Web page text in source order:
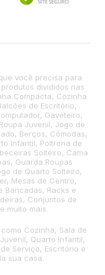
você precisa para
divididos nas
Compacta, Cozinha
de Escritório,
Gaveteiro,
Juvenil, Jogo de
Berços, Cômodas,
Infantil, Poltrona de
Solteiro, Cama
Guarda Roupas
de Quarto Solteiro,
Mesas de Centro,
Bancadas, Racks e
Conjuntos de
muito mais.
Cozinha, Sala de
Quarto Infantil,
Serviço, Escritório e
sua casa.